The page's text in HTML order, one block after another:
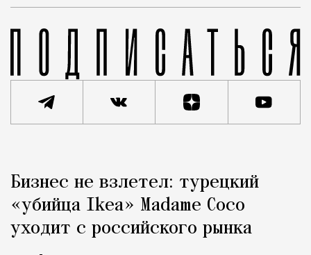
Город
Бизнес не взлетел: турецкий
«убийца Ikea» Madame Coco
уходит с российского рынка